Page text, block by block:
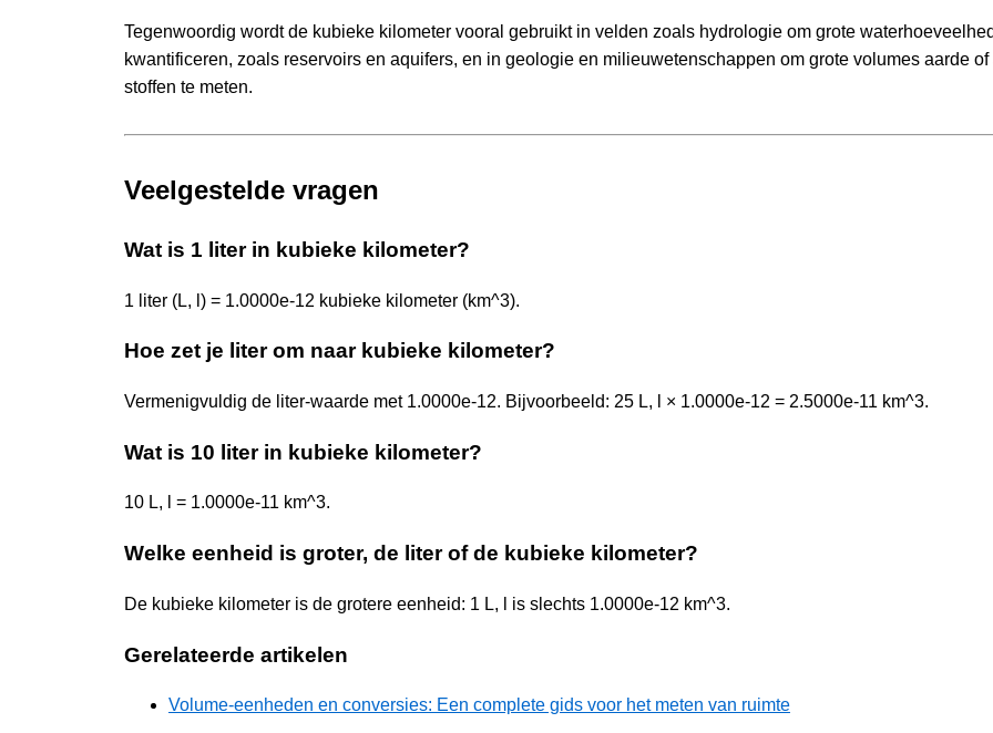
Tegenwoordig wordt de kubieke kilometer vooral gebruikt in velden zoals hydrologie om grote
kwantificeren, zoals reservoirs en aquifers, en in geologie en milieuwetenschappen om grote volumes aarde of
stoffen te meten.
Veelgestelde vragen
Wat is 1 liter in kubieke kilometer?
1 liter (L, l) = 1.0000e-12 kubieke kilometer (km^3).
Hoe zet je liter om naar kubieke kilometer?
Vermenigvuldig de liter-waarde met 1.0000e-12. Bijvoorbeeld: 25 L, l × 1.0000e-12 = 2.5000e-11 km^3.
Wat is 10 liter in kubieke kilometer?
10 L, l = 1.0000e-11 km^3.
Welke eenheid is groter, de liter of de kubieke kilometer?
De kubieke kilometer is de grotere eenheid: 1 L, l is slechts 1.0000e-12 km^3.
Gerelateerde artikelen
Volume-eenheden en conversies: Een complete gids voor het meten van ruimte